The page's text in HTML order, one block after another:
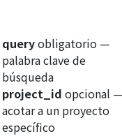
queryobligatorio —
palabra clave de
búsqueda
project_id opcional
acotar a un proyecto
específico